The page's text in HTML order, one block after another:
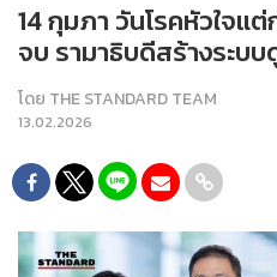
14 กุมภา วันโรคหัวใจแต่
จบ รามาธิบดีสร้างระบ
โดย THE STANDARD TEAM
13.02.2026